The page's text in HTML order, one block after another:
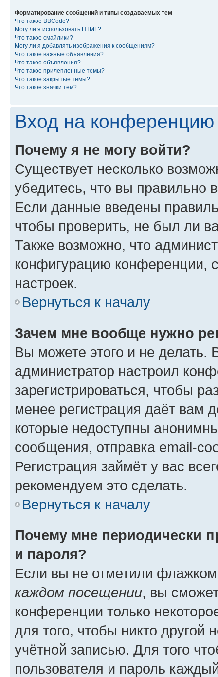
Форматирование сообщений и типы создаваемых тем
Что такое BBCode?
Могу ли я использовать HTML?
Что такое смайлики?
Могу ли я добавлять изображения к сообщениям?
Что такое важные объявления?
Что такое объявления?
Что такое прилепленные темы?
Что такое закрытые темы?
Что такое значки тем?
Вход на конференцию
Почему я не могу войти?
Существует несколько
убедитесь, что вы правильно
Если данные введены
чтобы проверить, не был ли
Также возможно, что
конфигурацию конференции,
настроек.
Вернуться к началу
Зачем мне вообще нужно
Вы можете этого и не делать.
администратор настроил
зарегистрироваться, чтобы
менее регистрация даёт вам
которые недоступны
сообщения, отправка email-
Регистрация займёт у вас
рекомендуем это сделать.
Вернуться к началу
Почему мне периодически
и пароля?
Если вы не отметили
каждом посещении, вы
конференции только
для того, чтобы никто другой
учётной записью. Для того
пользователя и пароль